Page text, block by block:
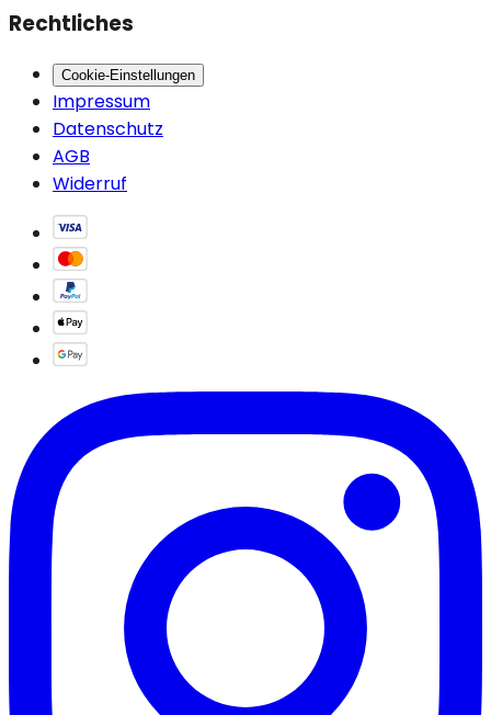
Rechtliches
Cookie-Einstellungen
Impressum
Datenschutz
AGB
Widerruf